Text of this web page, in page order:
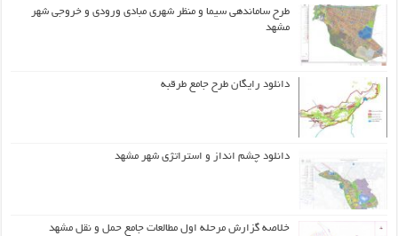
طرح ساماندهی سیما و منظر شهری مبادی ورودی و خروجی شهر
مشهد
دانلود رایگان طرح جامع طرقبه
دانلود چشم انداز و استراتژی شهر مشهد
خلاصه گزارش مرحله اول مطالعات جامع حمل و نقل مشهد